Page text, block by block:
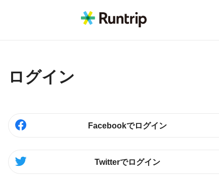
ログイン
Facebookでログイン
Twitterでログイン